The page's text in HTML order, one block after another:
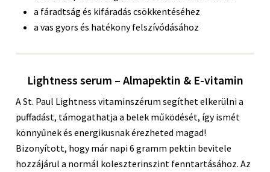
a fáradtság és kifáradás csökkentéséhez
a vas gyors és hatékony felszívódásához
Lightness serum – Almapektin & E-vitamin
A St. Paul Lightness vitaminszérum segíthet elkerülni a
puffadást, támogathatja a belek működését, így ismét
könnyűnek és energikusnak érezheted magad!
Bizonyított, hogy már napi 6 gramm pektin bevitele
hozzájárul a normál koleszterinszint fenntartásához. Az